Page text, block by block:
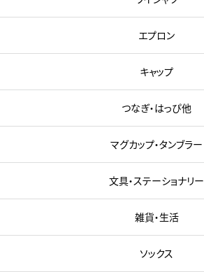
エプロン
キャップ
つなぎ・はっぴ他
マグカップ・タンブラー
文具・ステーショナリー
雑貨・生活
ソックス